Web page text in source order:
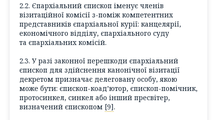
2.2. Єпархіальний єпископ іменує членів
візитаційної комісії з-поміж компетентних
представників єпархіальної курії: канцелярії,
економічного відділу, єпархіального суду
та єпархіальних комісій.
2.3. У разі законної перешкоди єпархіальний
єпископ для здійснення канонічної візитації
декретом призначає делеговану особу, якою
може бути: єпископ-коад’ютор, єпископ-помічник,
протосинкел, синкел або інший пресвітер,
визначений єпископом [9].